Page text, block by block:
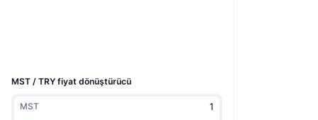
MST / TRY fiyat dönüştürücü
MST